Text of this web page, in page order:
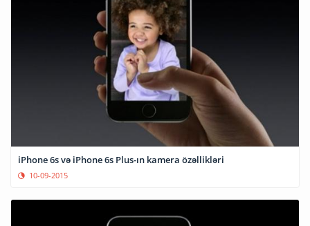
iPhone 6s və iPhone 6s Plus-ın kamera özəllikləri
10-09-2015